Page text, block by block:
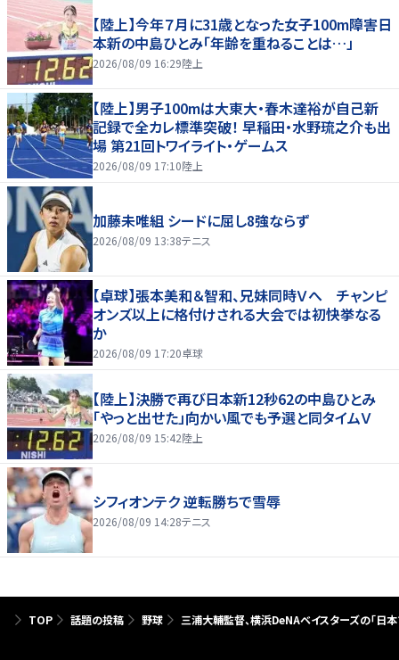
【陸上】今年７月に31歳となった女子100m障害日
本新の中島ひとみ「年齢を重ねることは…」
2026/08/09 16:29陸上
【陸上】男子100mは大東大・春木達裕が自己新
記録で全カレ標準突破！ 早稲田・水野琉之介も出
場 第21回トワイライト・ゲームス
2026/08/09 17:10陸上
加藤未唯組 シードに屈し8強ならず
2026/08/09 13:38テニス
【卓球】張本美和＆智和、兄妹同時Ｖへ チャンピ
オンズ以上に格付けされる大会では初快挙なる
か
2026/08/09 17:20卓球
【陸上】決勝で再び日本新12秒62の中島ひとみ
「やっと出せた」向かい風でも予選と同タイムＶ
2026/08/09 15:42陸上
シフィオンテク 逆転勝ちで雪辱
2026/08/09 14:28テニス
TOP 話題の投稿 野球 三浦大輔監督、横浜DeNAベイスターズの「日